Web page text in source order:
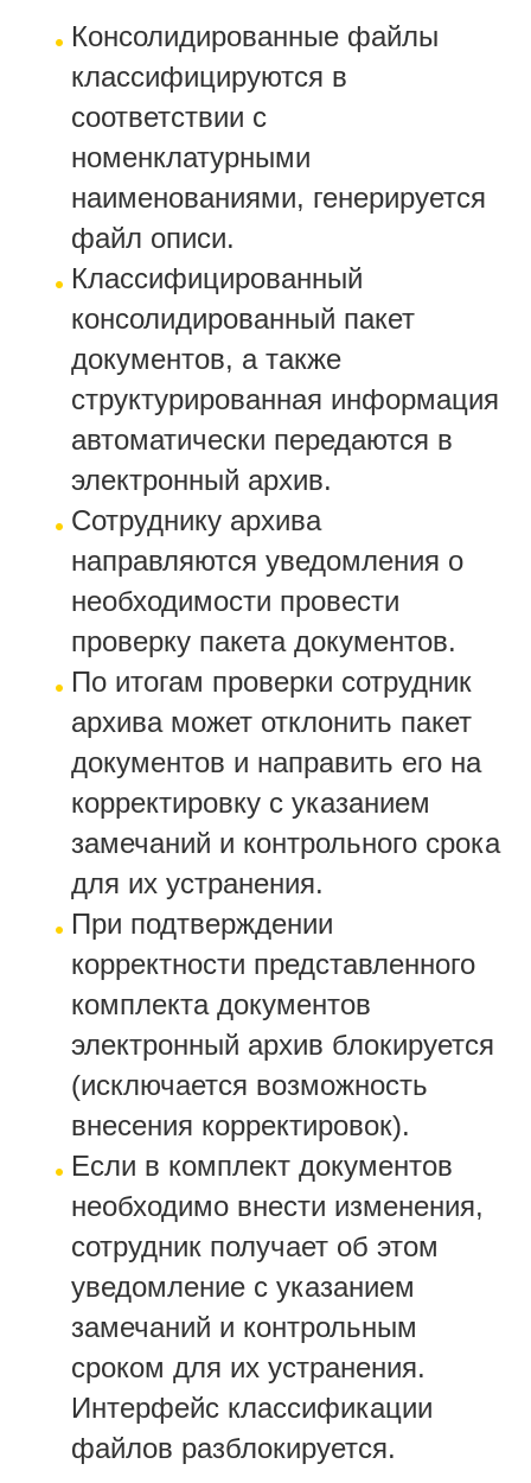
Консолидированные файлы
классифицируются в
соответствии с
номенклатурными
наименованиями, генерируется
файл описи.
Классифицированный
консолидированный пакет
документов, а также
структурированная информация
автоматически передаются в
электронный архив.
Сотруднику архива
направляются уведомления о
необходимости провести
проверку пакета документов.
По итогам проверки сотрудник
архива может отклонить пакет
документов и направить его на
корректировку с указанием
замечаний и контрольного срока
для их устранения.
При подтверждении
корректности представленного
комплекта документов
электронный архив блокируется
(исключается возможность
внесения корректировок).
Если в комплект документов
необходимо внести изменения,
сотрудник получает об этом
уведомление с указанием
замечаний и контрольным
сроком для их устранения.
Интерфейс классификации
файлов разблокируется.